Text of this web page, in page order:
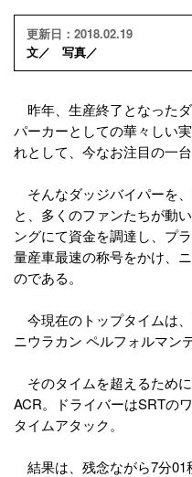
更新日：2018.02.19
文／ 写真／
昨年、生産終了となった
パーカーとしての華々しい
れとして、今なお注目の一台
そんなダッジバイパーを
と、多くのファンたちが動
ングにて資金を調達し、プ
量産車最速の称号をかけ、
のである。
今現在のトップタイムは
ニウラカン ペルフォルマン
そのタイムを超えるため
ACR。ドライバーはSRTの
タイムアタック。
結果は、残念ながら7分01